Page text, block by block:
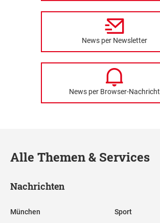
News per Newsletter
News per Browser-Nachricht
Alle Themen & Services
Nachrichten
München Sport